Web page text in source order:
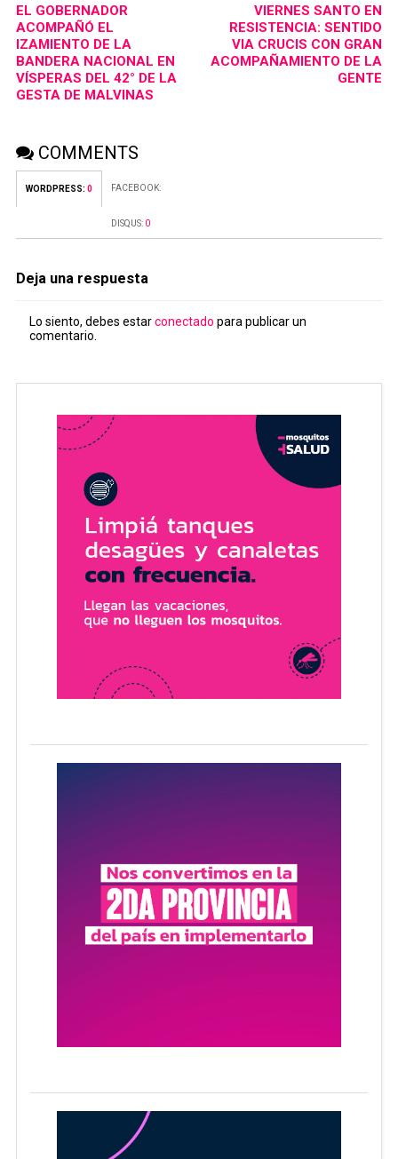
EL GOBERNADOR
ACOMPAÑÓ EL
IZAMIENTO DE LA
BANDERA NACIONAL EN
VÍSPERAS DEL 42° DE LA
GESTA DE MALVINAS
VIERNES SANTO EN
RESISTENCIA: SENTIDO
VIA CRUCIS CON GRAN
ACOMPAÑAMIENTO DE LA
GENTE
COMMENTS
WORDPRESS: 0 FACEBOOK:
DISQUS: 0
Deja una respuesta
Lo siento, debes estarconectado para publicar un
comentario.